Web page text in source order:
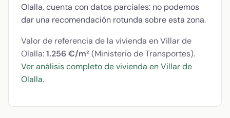
Olalla, cuenta con datos parciales: no podemos
dar una recomendación rotunda sobre esta zona.
Valor de referencia de la vivienda en Villar de
Olalla:1.256 €/m² (Ministerio de Transportes).
Ver análisis completo de vivienda en Villar de
Olalla.